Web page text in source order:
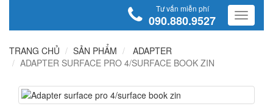
Tư vấn miễn phí
090.880.9527
TRANG CHỦ SẢN PHẨM
ADAPTER
ADAPTER SURFACE PRO 4/SURFACE BOOK ZIN